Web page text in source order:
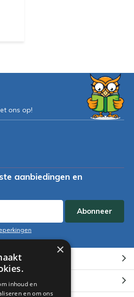
ons op!
aanbiedingen en
Abonneer
×
inhoud en
en om ons